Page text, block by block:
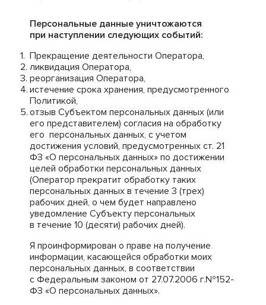
Персональные данные уничтожаются
при наступлении следующих событий:
Прекращение деятельности Оператора,
ликвидация Оператора,
реорганизация Оператора,
истечение срока хранения, предусмотренного
Политикой,
отзыв Субъектом персональных данных (или
его представителем) согласия на обработку
его персональных данных, с учетом
достижения условий, предусмотренных ст. 21
ФЗ «О персональных данных» по достижении
целей обработки персональных данных
(Оператор прекратит обработку таких
персональных данных в течение 3 (трех)
рабочих дней, о чем будет направлено
уведомление Субъекту персональных
в течение 10 (десяти) рабочих дней).
Я проинформирован о праве на получение
информации, касающейся обработки моих
персональных данных, в соответствии
с Федеральным законом от 27.07.2006 г.№152-
ФЗ «О персональных данных».